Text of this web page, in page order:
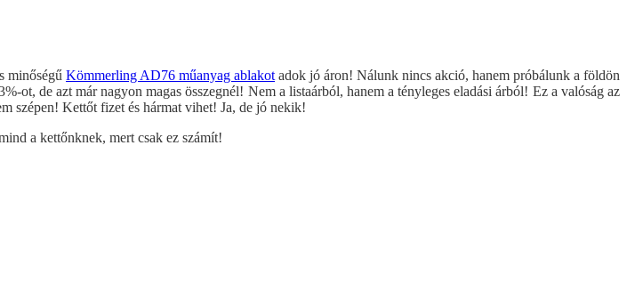
minőségű Kömmerling AD76 műanyag ablakot adok jó áron! Nálunk nincs akció, hanem próbálunk a földön
de azt már nagyon magas összegnél! Nem a listaárból, hanem a tényleges eladási árból! Ez a valóság az
szépen! Kettőt fizet és hármat vihet! Ja, de jó nekik!
a kettőnknek, mert csak ez számít!